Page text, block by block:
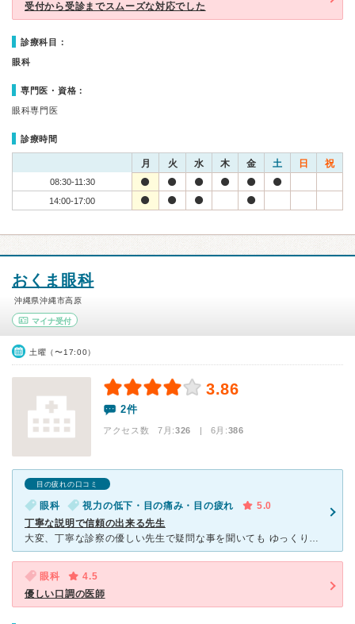
受付から受診までスムーズな対応でした
診療科目：
眼科
専門医・資格：
眼科専門医
診療時間
月 火 水 木 金 土 日 祝
08:30-11:30
14:00-17:00
おくま眼科
沖縄県沖縄市高原
マイナ受付
土曜（〜17:00）
3.86
2件
アクセス数 7月:326 | 6月:386
目の疲れの口コミ
眼科 視力の低下・目の痛み・目の疲れ
5.0
丁寧な説明で信頼の出来る先生
大変、丁寧な診察の優しい先生で疑問な事を聞いても ゆっくりと優しい口調で時間をかけて説明していただき わかりやすく感謝しております。 母は、白内障の手術をしていただき、その後のケアも 先生、看
眼科
4.5
優しい口調の医師